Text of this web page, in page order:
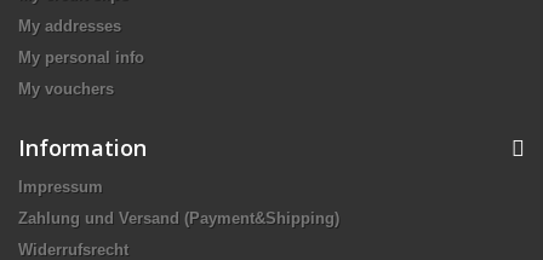
My addresses
My personal info
My vouchers
Information
Impressum
Zahlung und Versand (Payment&Shipping)
Widerrufsrecht